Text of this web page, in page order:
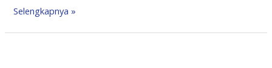
Selengkapnya »